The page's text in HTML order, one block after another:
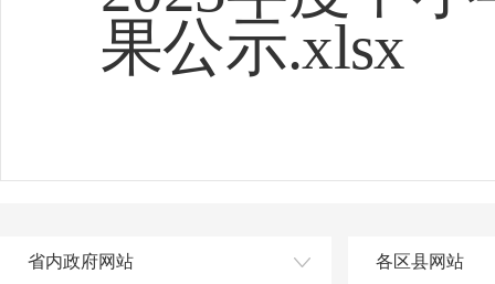
果公示.xlsx
省内政府网站 各区县网站